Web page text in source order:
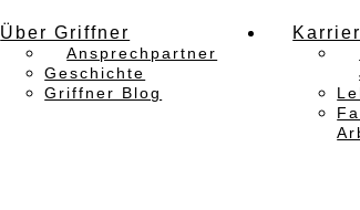
Über Griffner
Ansprechpartner
Geschichte
Griffner Blog